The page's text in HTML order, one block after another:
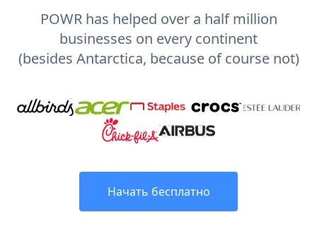
POWR has helped over a half million
businesses on every continent
(besides Antarctica, because of course not)
Начать бесплатно